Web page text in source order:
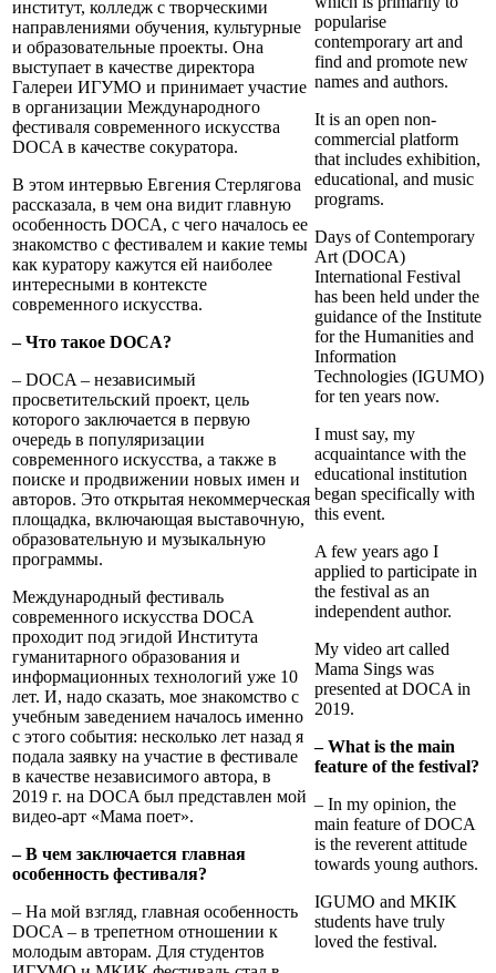
институт, колледж с творческими
направлениями обучения, культурные
и образовательные проекты. Она
выступает в качестве директора
Галереи ИГУМО и принимает участие
в организации Международного
фестиваля современного искусства
DOCA в качестве сокуратора.
В этом интервью Евгения Стерлягова
рассказала, в чем она видит главную
особенность DOCA, с чего началось ее
знакомство с фестивалем и какие темы
как куратору кажутся ей наиболее
интересными в контексте
современного искусства.
– Что такое DOCA?
– DOCA – независимый
просветительский проект, цель
которого заключается в первую
очередь в популяризации
современного искусства, а также в
поиске и продвижении новых имен и
авторов. Это открытая некоммерческая
площадка, включающая выставочную,
образовательную и музыкальную
программы.
Международный фестиваль
современного искусства DOCA
проходит под эгидой Института
гуманитарного образования и
информационных технологий уже 10
лет. И, надо сказать, мое знакомство с
учебным заведением началось именно
с этого события: несколько лет назад я
подала заявку на участие в фестивале
в качестве независимого автора, в
2019 г. на DOCA был представлен мой
видео-арт «Мама поет».
– В чем заключается главная
особенность фестиваля?
– На мой взгляд, главная особенность
DOCA – в трепетном отношении к
молодым авторам. Для студентов
popularise
contemporary art and
find and promote new
names and authors.
It is an open non-
commercial platform
that includes exhibition,
educational, and music
programs.
Days of Contemporary
Art (DOCA)
International Festival
has been held under the
guidance of the Institute
for the Humanities and
Information
Technologies (IGUMO)
for ten years now.
I must say, my
acquaintance with the
educational institution
began specifically with
this event.
A few years ago I
applied to participate in
the festival as an
independent author.
My video art called
Mama Sings was
presented at DOCA in
2019.
– What is the main
feature of the festival?
– In my opinion, the
main feature of DOCA
is the reverent attitude
towards young authors.
IGUMO and MKIK
students have truly
loved the festival.